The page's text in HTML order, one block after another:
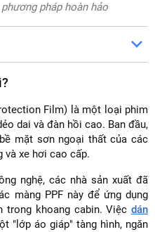
pháp hoàn hảo
Film) là một loại phim
dai và đàn hồi cao. Ban đầu,
mặt sơn ngoại thất của các
và xe hơi cao cấp.
nghệ, các nhà sản xuất đã
màng PPF này để ứng dụng
trong khoang cabin. Việc dán
"lớp áo giáp" tàng hình, ngăn